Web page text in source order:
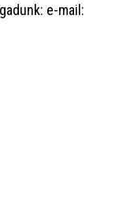
e-mail: